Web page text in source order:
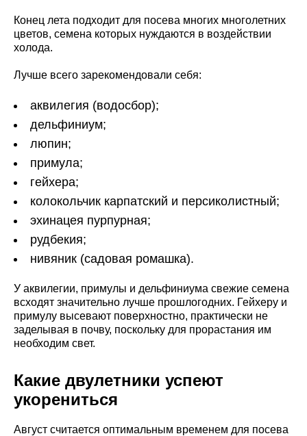
Конец лета подходит для посева многих многолетних
цветов, семена которых нуждаются в воздействии
холода.
Лучше всего зарекомендовали себя:
аквилегия (водосбор);
дельфиниум;
люпин;
примула;
гейхера;
колокольчик карпатский и персиколистный;
эхинацея пурпурная;
рудбекия;
нивяник (садовая ромашка).
У аквилегии, примулы и дельфиниума свежие семена
всходят значительно лучше прошлогодних. Гейхеру и
примулу высевают поверхностно, практически не
заделывая в почву, поскольку для прорастания им
необходим свет.
Какие двулетники успеют
укорениться
Август считается оптимальным временем для посева